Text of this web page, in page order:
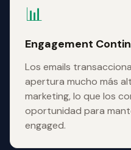
📊
Engagement
Los emails
apertura mucho más
marketing, lo que los
oportunidad para
engaged.